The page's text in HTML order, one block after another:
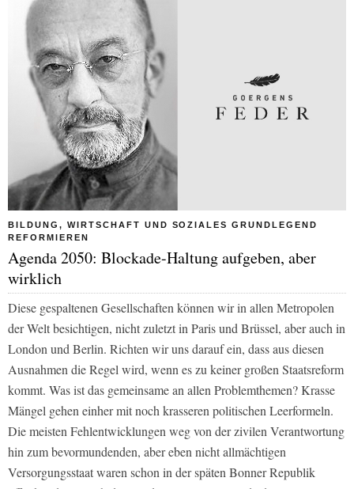
BILDUNG, WIRTSCHAFT UND SOZIALES GRUNDLEGEND
REFORMIEREN
Agenda 2050: Blockade-Haltung aufgeben, aber
wirklich
Diese gespaltenen Gesellschaften können wir in allen Metropolen
der Welt besichtigen, nicht zuletzt in Paris und Brüssel, aber auch in
London und Berlin. Richten wir uns darauf ein, dass aus diesen
Ausnahmen die Regel wird, wenn es zu keiner großen Staatsreform
kommt. Was ist das gemeinsame an allen Problemthemen? Krasse
Mängel gehen einher mit noch krasseren politischen Leerformeln.
Die meisten Fehlentwicklungen weg von der zivilen Verantwortung
hin zum bevormundenden, aber eben nicht allmächtigen
Versorgungsstaat waren schon in der späten Bonner Republik